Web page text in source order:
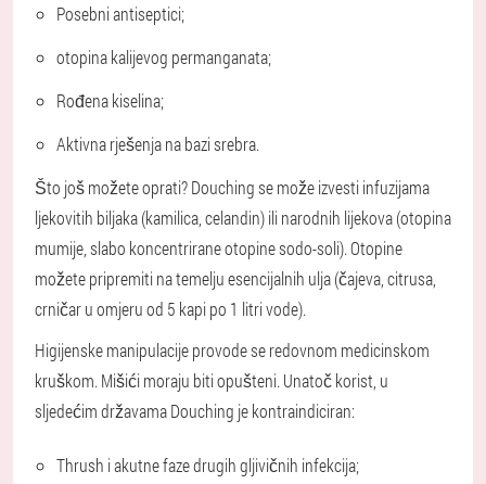
Posebni antiseptici;
otopina kalijevog permanganata;
Rođena kiselina;
Aktivna rješenja na bazi srebra.
Što još možete oprati? Douching se može izvesti infuzijama
ljekovitih biljaka (kamilica, celandin) ili narodnih lijekova (otopina
mumije, slabo koncentrirane otopine sodo-soli). Otopine
možete pripremiti na temelju esencijalnih ulja (čajeva, citrusa,
crničar u omjeru od 5 kapi po 1 litri vode).
Higijenske manipulacije provode se redovnom medicinskom
kruškom. Mišići moraju biti opušteni. Unatoč korist, u
sljedećim državama Douching je kontraindiciran:
Thrush i akutne faze drugih gljivičnih infekcija;